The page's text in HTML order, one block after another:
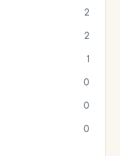
2
2
1
0
0
0